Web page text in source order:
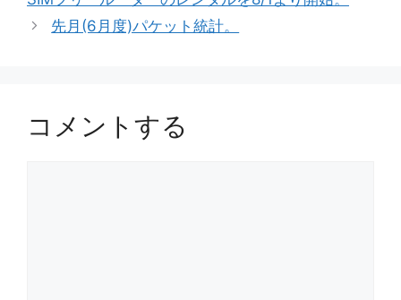
ー
先月(6月度)パケット統計。
コメントする